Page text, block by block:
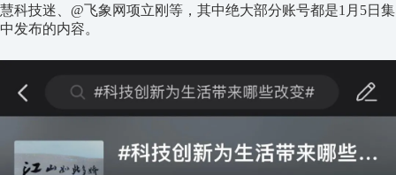
慧科技迷、@飞象网项立刚等，其中绝大部分账号都是1月5日集
中发布的内容。